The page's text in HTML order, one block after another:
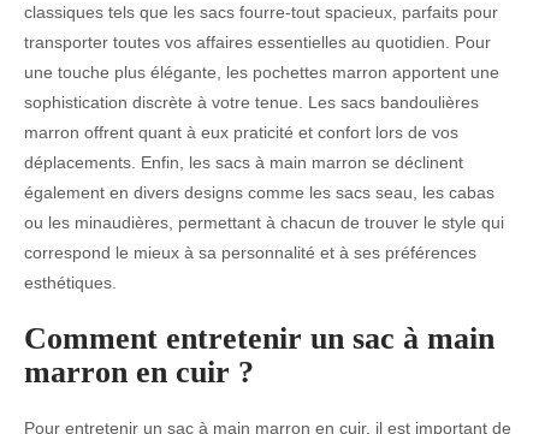
classiques tels que les sacs fourre-tout spacieux, parfaits pour
transporter toutes vos affaires essentielles au quotidien. Pour
une touche plus élégante, les pochettes marron apportent une
sophistication discrète à votre tenue. Les sacs bandoulières
marron offrent quant à eux praticité et confort lors de vos
déplacements. Enfin, les sacs à main marron se déclinent
également en divers designs comme les sacs seau, les cabas
ou les minaudières, permettant à chacun de trouver le style qui
correspond le mieux à sa personnalité et à ses préférences
esthétiques.
Comment entretenir un sac à main
marron en cuir ?
Pour entretenir un sac à main marron en cuir, il est important de